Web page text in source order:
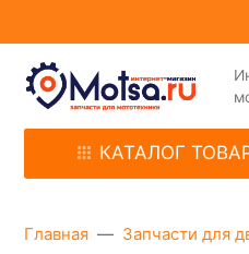
КАТАЛОГ
Главная Запчасти для